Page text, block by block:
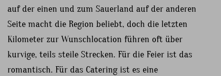
auf der einen und zum Sauerland auf der anderen
Seite macht die Region beliebt, doch die letzten
Kilometer zur Wunschlocation führen oft über
kurvige, teils steile Strecken. Für die Feier ist das
romantisch. Für das Catering ist es eine